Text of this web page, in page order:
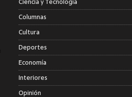
Columnas
Cultura
Deportes
Economía
Interiores
Opinión